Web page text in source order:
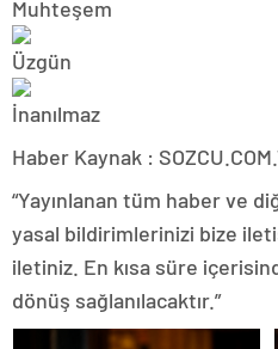
Haber Kaynak :
“Yayınlanan tüm haber ve
yasal bildirimlerinizi bize
iletiniz. En kısa süre
dönüş sağlanılacaktır.”